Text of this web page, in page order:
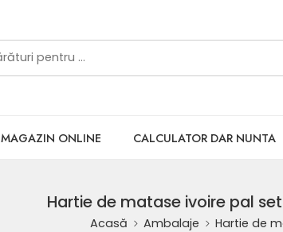
MAGAZIN ONLINE CALCULATOR DAR NUNTA
Hartie de matase ivoire pal
Acasă Ambalaje Hartie de